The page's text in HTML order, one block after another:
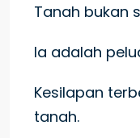
Tanah bukan
Ia adalah
Kesilapan
tanah.